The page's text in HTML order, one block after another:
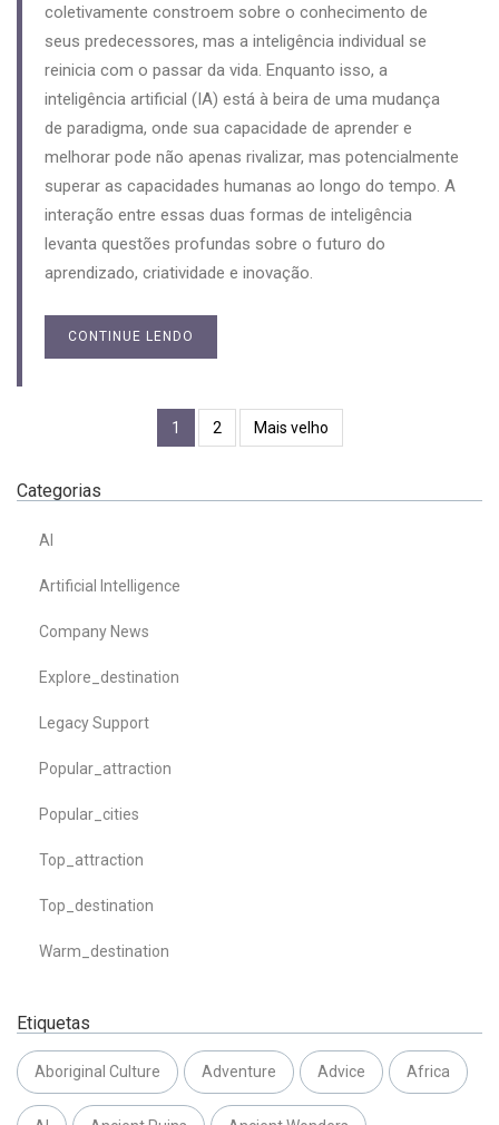
coletivamente constroem sobre o conhecimento de
seus predecessores, mas a inteligência individual se
reinicia com o passar da vida. Enquanto isso, a
inteligência artificial (IA) está à beira de uma mudança
de paradigma, onde sua capacidade de aprender e
melhorar pode não apenas rivalizar, mas potencialmente
superar as capacidades humanas ao longo do tempo. A
interação entre essas duas formas de inteligência
levanta questões profundas sobre o futuro do
aprendizado, criatividade e inovação.
CONTINUE LENDO
1 2 Mais velho
Categorias
AI
Artificial Intelligence
Company News
Explore_destination
Legacy Support
Popular_attraction
Popular_cities
Top_attraction
Top_destination
Warm_destination
Etiquetas
Aboriginal Culture Adventure Advice Africa